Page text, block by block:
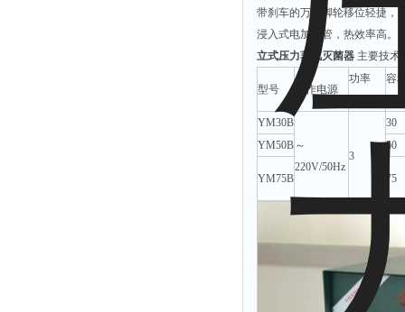
带刹车的万向脚轮移位轻捷，
浸入式电加热管，热效率高。
立式压力蒸汽灭菌器 主要技术
型号 工作电源
功率
容
YM30B
～
220V/50Hz
3
30
YM50B
50
YM75B 75